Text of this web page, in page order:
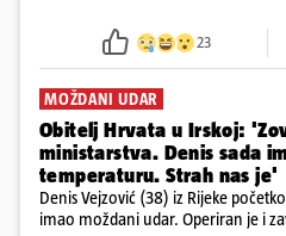
23
MOŽDANI UDAR
Obitelj Hrvata u Irskoj:
ministarstva. Denis sada
temperaturu. Strah nas je'
Denis Vejzović (38) iz Rijeke
imao moždani udar. Operiran je i